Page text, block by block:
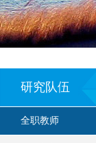
研究队伍
全职教师